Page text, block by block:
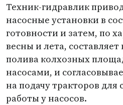
Техник-гидравлик
насосные установки в
готовности и затем, по
весны и лета,
полива колхозных
насосами, и
на подачу тракторов для
работы у насосов.